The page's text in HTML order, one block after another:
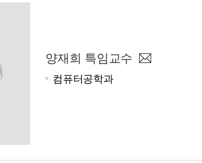
양재희 특임교수
컴퓨터공학과